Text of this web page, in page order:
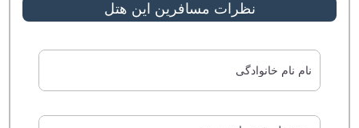
نظرات مسافرین این هتل